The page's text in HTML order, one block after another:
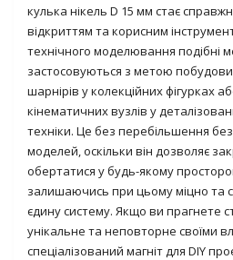
кулька нікель D 15 мм стає
відкриттям та корисним
технічного моделювання подібні
застосовуються з метою
шарнірів у колекційних фігурках
кінематичних вузлів у
техніки. Це без перебільшення
моделей, оскільки він дозволяє
обертатися у будь-якому
залишаючись при цьому міцно та
єдину систему. Якщо ви прагнете
унікальне та неповторне своїми
спеціалізований магніт для DIY